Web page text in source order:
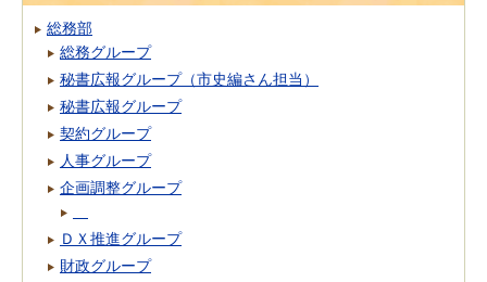
総務部
総務グループ
秘書広報グループ（市史編さん担当）
秘書広報グループ
契約グループ
人事グループ
企画調整グループ
ＤＸ推進グループ
財政グループ